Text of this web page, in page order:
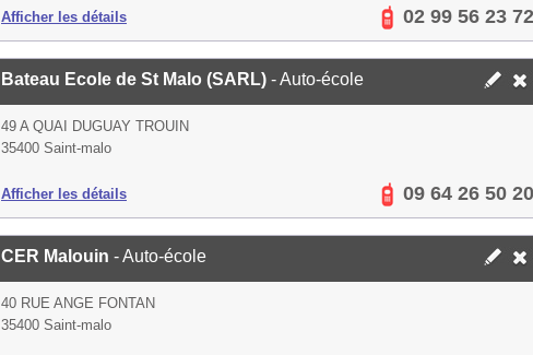
Afficher les détails 02 99 56 23 72
Bateau Ecole de St Malo (SARL) - Auto-école
49 A QUAI DUGUAY TROUIN
35400 Saint-malo
Afficher les détails 09 64 26 50 20
CER Malouin - Auto-école
40 RUE ANGE FONTAN
35400 Saint-malo